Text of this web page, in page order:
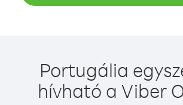
Portugália
hívható a Viber